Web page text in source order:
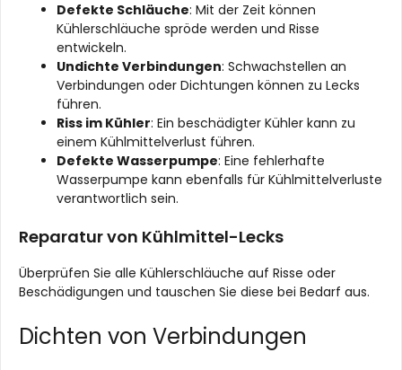
Defekte Schläuche: Mit der Zeit können
Kühlerschläuche spröde werden und Risse
entwickeln.
Undichte Verbindungen: Schwachstellen an
Verbindungen oder Dichtungen können zu Lecks
führen.
Riss im Kühler: Ein beschädigter Kühler kann zu
einem Kühlmittelverlust führen.
Defekte Wasserpumpe: Eine fehlerhafte
Wasserpumpe kann ebenfalls für Kühlmittelverluste
verantwortlich sein.
Reparatur von Kühlmittel-Lecks
Überprüfen Sie alle Kühlerschläuche auf Risse oder
Beschädigungen und tauschen Sie diese bei Bedarf aus.
Dichten von Verbindungen